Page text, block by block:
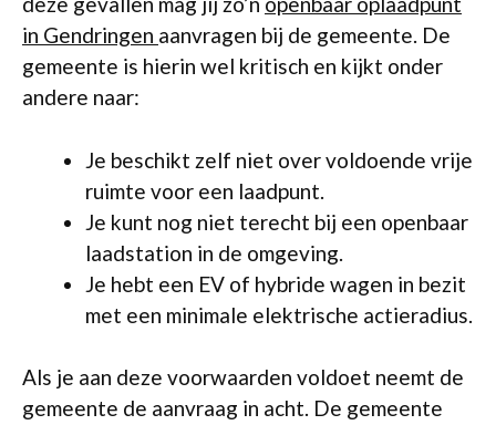
in Gendringen aanvragen bij de gemeente. De
gemeente is hierin wel kritisch en kijkt onder
andere naar:
Je beschikt zelf niet over voldoende vrije
ruimte voor een laadpunt.
Je kunt nog niet terecht bij een openbaar
laadstation in de omgeving.
Je hebt een EV of hybride wagen in bezit
met een minimale elektrische actieradius.
Als je aan deze voorwaarden voldoet neemt de
gemeente de aanvraag in acht. De gemeente